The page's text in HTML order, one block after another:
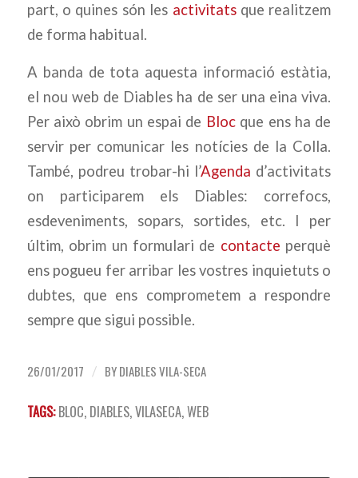
part, o quines són les activitatsque realitzem
de forma habitual.
A banda de tota aquesta informació estàtia,
el nou web de Diables ha de ser una eina viva.
Per això obrim un espai de Blocque ens ha de
servir per comunicar les notícies de la Colla.
També, podreu trobar-hi l’Agenda d’activitats
on participarem els Diables: correfocs,
esdeveniments, sopars, sortides, etc. I per
últim, obrim un formulari de contacte perquè
ens pogueu fer arribar les vostres inquietuts o
dubtes, que ens comprometem a respondre
sempre que sigui possible.
26/01/2017 / BYDIABLES VILA-SECA
TAGS: BLOC, DIABLES,VILASECA,WEB